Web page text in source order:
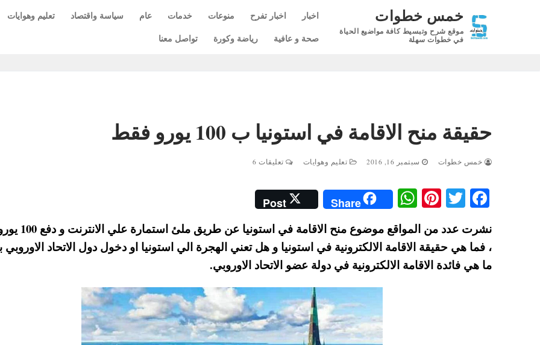
خمس خطوات
موقع شرح وتبسيط كافة مواضيع الحياة
في خطوات سهلة
اخبار اخبار تفرح منوعات خدمات عام سياسة واقتصاد تعليم وهوايات
صحة و عافية
رياضة وكورة تواصل معنا
حقيقة منح الاقامة في استونيا ب 100 يورو فقط
خمس خطوات سبتمبر 16, 2016 تعليم وهوايات تعليقات 6
Fa
bo
ok
T
tte
r
Pi
nt
er
es
t
W
ha
ts
A
pp
Share
Post
نشرت عدد من المواقع موضوع منح
، فما هي حقيقة الاقامة الالكترونية في استونيا و هل تعني الهجرة الي استونيا او دخول دول الاتحاد الاوروبي
ما هي فائدة الاقامة الالكترونية في دولة عضو الاتحاد الاوروبي.